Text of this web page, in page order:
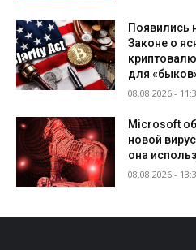
Появились
Законе о
для
08.08.2026 -
Microsoft
новой
она
08.08.2026 -